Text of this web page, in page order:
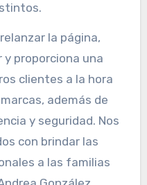
la página,
y proporciona una
clientes a la hora
además de
y seguridad. Nos
con brindar las
a las familias